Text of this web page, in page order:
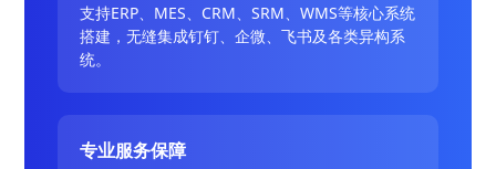
支持ERP、MES、CRM、SRM、WMS等核心系统
搭建，无缝集成钉钉、企微、飞书及各类异构系
统。
专业服务保障